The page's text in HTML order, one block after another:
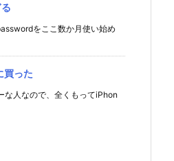
をここ数か月使い始め
買った
な人なので、全くもってiPhon